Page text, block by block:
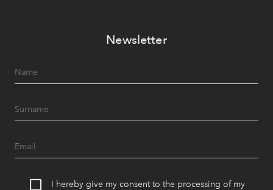
Newsletter
I hereby give my consent to the processing of my